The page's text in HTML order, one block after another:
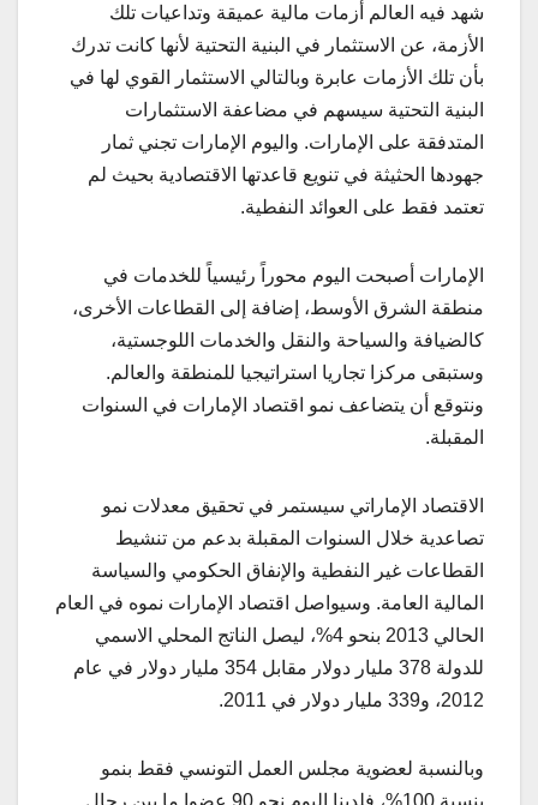
شهد فيه العالم أزمات مالية عميقة وتداعيات تلك
الأزمة، عن الاستثمار في البنية التحتية لأنها كانت تدرك
بأن تلك الأزمات عابرة وبالتالي الاستثمار القوي لها في
البنية التحتية سيسهم في مضاعفة الاستثمارات
المتدفقة على الإمارات. واليوم الإمارات تجني ثمار
جهودها الحثيثة في تنويع قاعدتها الاقتصادية بحيث لم
تعتمد فقط على العوائد النفطية.
الإمارات أصبحت اليوم محوراً رئيسياً للخدمات في
منطقة الشرق الأوسط، إضافة إلى القطاعات الأخرى،
كالضيافة والسياحة والنقل والخدمات اللوجستية،
وستبقى مركزا تجاريا استراتيجيا للمنطقة والعالم.
ونتوقع أن يتضاعف نمو اقتصاد الإمارات في السنوات
المقبلة.
الاقتصاد الإماراتي سيستمر في تحقيق معدلات نمو
تصاعدية خلال السنوات المقبلة بدعم من تنشيط
القطاعات غير النفطية والإنفاق الحكومي والسياسة
المالية العامة. وسيواصل اقتصاد الإمارات نموه في العام
الحالي 2013 بنحو 4%، ليصل الناتج المحلي الاسمي
للدولة 378 مليار دولار مقابل 354 مليار دولار في عام
2012، و339 مليار دولار في 2011.
وبالنسبة لعضوية مجلس العمل التونسي فقط بنمو
بنسبة 100%، فلدينا اليوم نحو 90 عضوا ما بين رجال